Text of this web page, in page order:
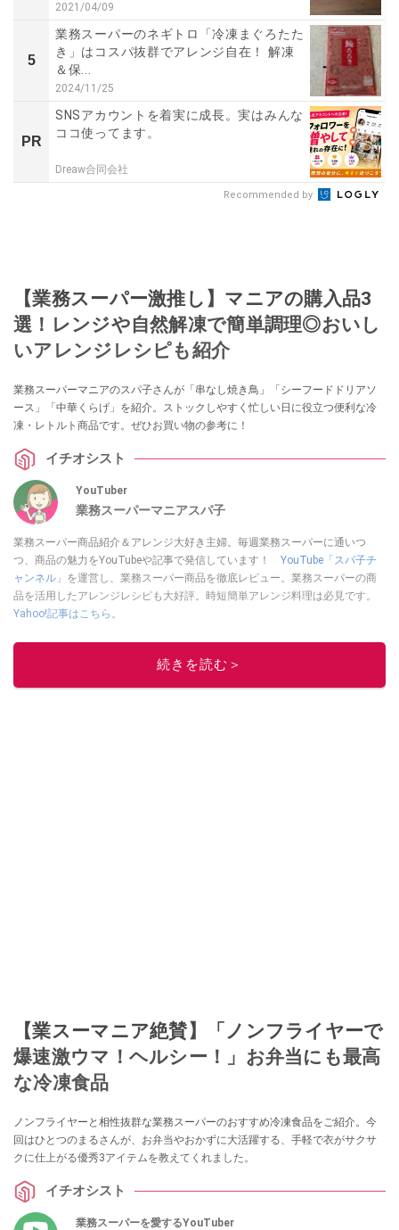
2021/04/09
5
業務スーパーのネギトロ「冷凍まぐろたた
き」はコスパ抜群でアレンジ自在！ 解凍
＆保...
2024/11/25
PR
SNSアカウントを着実に成長。実はみんな
ココ使ってます。
Dreaw合同会社
Recommended by
【業務スーパー激推し】マニアの購入品3
選！レンジや自然解凍で簡単調理◎おいし
いアレンジレシピも紹介
業務スーパーマニアのスパ子さんが「串なし焼き鳥」「シーフードドリアソ
ース」「中華くらげ」を紹介。ストックしやすく忙しい日に役立つ便利な冷
凍・レトルト商品です。ぜひお買い物の参考に！
イチオシスト
YouTuber
業務スーパーマニアスパ子
業務スーパー商品紹介＆アレンジ大好き主婦。毎週業務スーパーに通いつ
つ、商品の魅力をYouTubeや記事で発信しています！ YouTube「スパ子チ
ャンネル」 を運営し、業務スーパー商品を徹底レビュー。業務スーパーの商
品を活用したアレンジレシピも大好評。時短簡単アレンジ料理は必見です。
Yahoo!記事はこちら。
このイチオシストの他の記事を読む
続きを読む＞
【業スーマニア絶賛】「ノンフライヤーで
爆速激ウマ！ヘルシー！」お弁当にも最高
な冷凍食品
ノンフライヤーと相性抜群な業務スーパーのおすすめ冷凍食品をご紹介。今
回はひとつのまるさんが、お弁当やおかずに大活躍する、手軽で衣がサクサ
クに仕上がる優秀3アイテムを教えてくれました。
イチオシスト
業務スーパーを愛するYouTuber